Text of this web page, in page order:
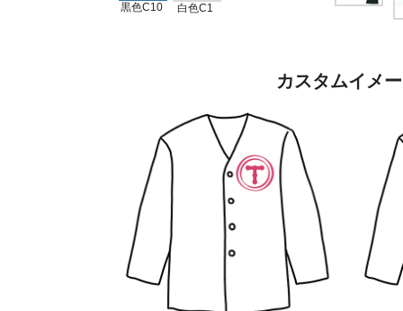
黒色C10 白色C1
カスタムイメ